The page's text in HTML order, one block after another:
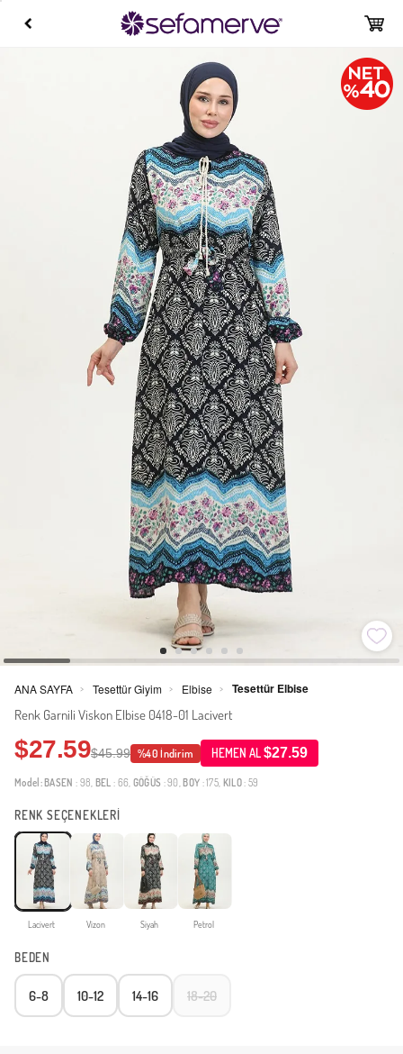
ANA SAYFA > Tesettür Giyim > Elbise > Tesettür Elbise
Renk Garnili Viskon Elbise 0418-01 Lacivert
$27.59$45.99 %40 İndirim HEMEN AL$27.59
Model: BASEN : 98, BEL : 66, GÖĞÜS : 90, BOY : 175, KILO: 59
RENK SEÇENEKLERİ
Lacivert Vizon Siyah Petrol
BEDEN
6-8 10-12 14-16 18-20